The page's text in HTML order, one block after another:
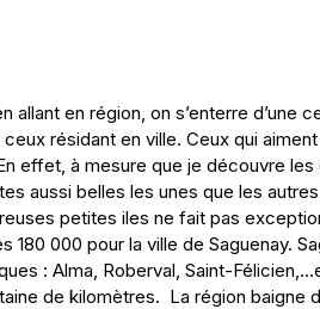
allant en région, on s’enterre
résidant en ville. Ceux qui
effet, à mesure que je découvre
aussi belles les unes que les
petites iles ne fait pas
180 000 pour la ville de Saguenay.
: Alma, Roberval, Saint-
de kilomètres. La région baigne